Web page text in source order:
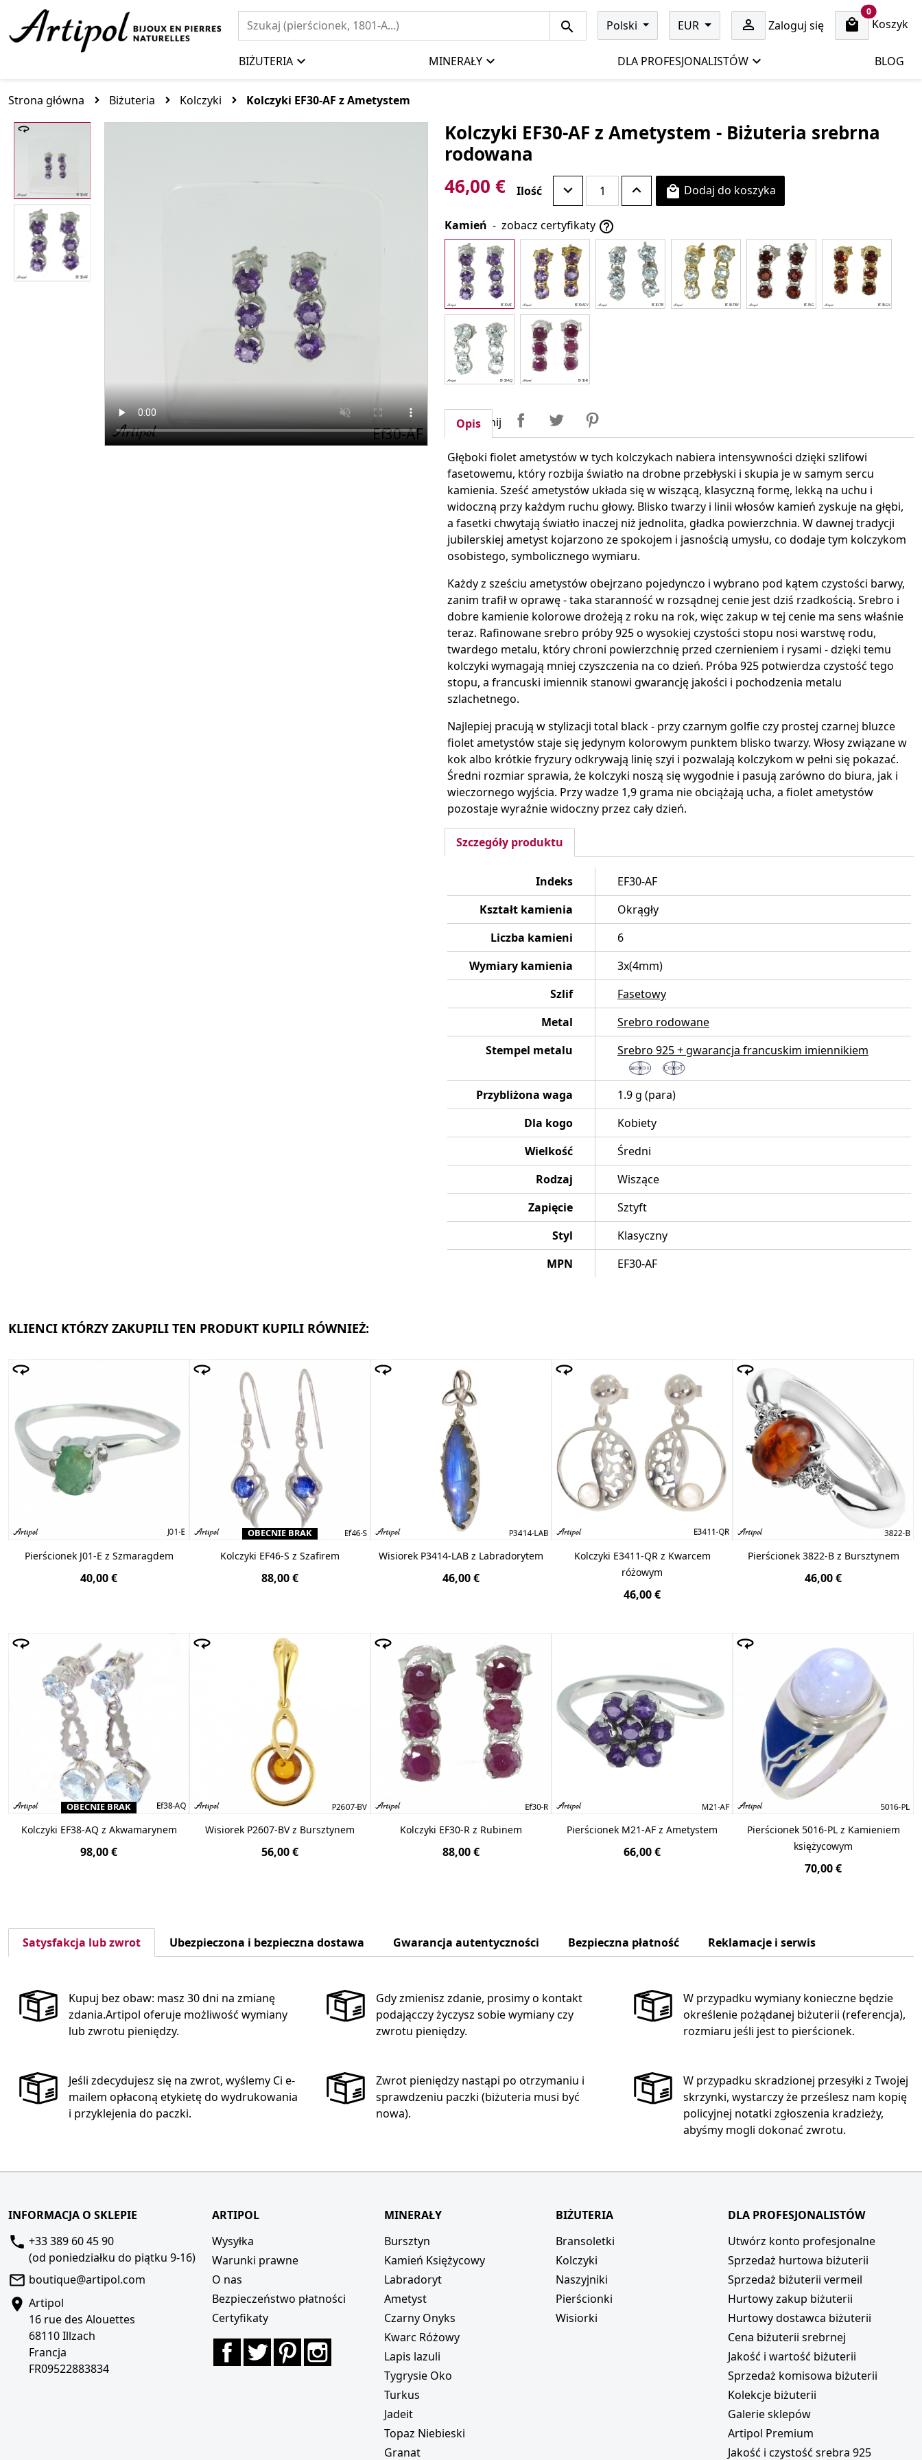
Polski EUR Zaloguj się 
0cart items
Koszyk
BIŻUTERIA MINERAŁY DLA PROFESJONALISTÓW BLOG
Strona główna Biżuteria Kolczyki Kolczyki EF30-AF z Ametystem
Kolczyki EF30-AF z Ametystem - Biżuteria srebrna
rodowana
46,00 €
Ilość  Dodaj do koszyka
Kamień - zobacz certyfikaty 
Udostępnij UdostępnijTweetuj
Opis
Głęboki fiolet ametystów w tych kolczykach nabiera intensywności dzięki szlifowi
fasetowemu, który rozbija światło na drobne przebłyski i skupia je w samym sercu
kamienia. Sześć ametystów układa się w wiszącą, klasyczną formę, lekką na uchu i
widoczną przy każdym ruchu głowy. Blisko twarzy i linii włosów kamień zyskuje na głębi,
a fasetki chwytają światło inaczej niż jednolita, gładka powierzchnia. W dawnej tradycji
jubilerskiej ametyst kojarzono ze spokojem i jasnością umysłu, co dodaje tym kolczykom
osobistego, symbolicznego wymiaru.
Każdy z sześciu ametystów obejrzano pojedynczo i wybrano pod kątem czystości barwy,
zanim trafił w oprawę - taka staranność w rozsądnej cenie jest dziś rzadkością. Srebro i
dobre kamienie kolorowe drożeją z roku na rok, więc zakup w tej cenie ma sens właśnie
teraz. Rafinowane srebro próby 925 o wysokiej czystości stopu nosi warstwę rodu,
twardego metalu, który chroni powierzchnię przed czernieniem i rysami - dzięki temu
kolczyki wymagają mniej czyszczenia na co dzień. Próba 925 potwierdza czystość tego
stopu, a francuski imiennik stanowi gwarancję jakości i pochodzenia metalu
szlachetnego.
Najlepiej pracują w stylizacji total black - przy czarnym golfie czy prostej czarnej bluzce
fiolet ametystów staje się jedynym kolorowym punktem blisko twarzy. Włosy związane w
kok albo krótkie fryzury odkrywają linię szyi i pozwalają kolczykom w pełni się pokazać.
Średni rozmiar sprawia, że kolczyki noszą się wygodnie i pasują zarówno do biura, jak i
wieczornego wyjścia. Przy wadze 1,9 grama nie obciążają ucha, a fiolet ametystów
pozostaje wyraźnie widoczny przez cały dzień.
Szczegóły produktu
Indeks
EF30-AF
Kształt kamienia
Okrągły
Liczba kamieni
6
Wymiary kamienia
3x(4mm)
Szlif
Fasetowy
Metal
Srebro rodowane
Stempel metalu
Srebro 925 + gwarancja francuskim imiennikiem
Przybliżona waga
1.9 g (para)
Dla kogo
Kobiety
Wielkość
Średni
Rodzaj
Wiszące
Zapięcie
Sztyft
Styl
Klasyczny
MPN
EF30-AF
KLIENCI KTÓRZY ZAKUPILI TEN PRODUKT KUPILI RÓWNIEŻ:
Pierścionek J01-E z Szmaragdem
40,00 €
OBECNIE BRAK
Kolczyki EF46-S z Szafirem
88,00 €
Wisiorek P3414-LAB z Labradorytem
46,00 €
Kolczyki E3411-QR z Kwarcem
różowym
46,00 €
Pierścionek 3822-B z Bursztynem
46,00 €
OBECNIE BRAK
Kolczyki EF38-AQ z Akwamarynem
98,00 €
Wisiorek P2607-BV z Bursztynem
56,00 €
Kolczyki EF30-R z Rubinem
88,00 €
Pierścionek M21-AF z Ametystem
66,00 €
Pierścionek 5016-PL z Kamieniem
księżycowym
70,00 €
Satysfakcja lub zwrot Ubezpieczona i bezpieczna dostawa Gwarancja autentyczności Bezpieczna płatność Reklamacje i serwis
Kupuj bez obaw: masz 30 dni na zmianę
zdania.Artipol oferuje możliwość wymiany
lub zwrotu pieniędzy.
Gdy zmienisz zdanie, prosimy o kontakt
podającczy życzysz sobie wymiany czy
zwrotu pieniędzy.
W przypadku wymiany konieczne będzie
określenie pożądanej biżuterii (referencja),
rozmiaru jeśli jest to pierścionek.
Jeśli zdecydujesz się na zwrot, wyślemy Ci e-
mailem opłaconą etykietę do wydrukowania
i przyklejenia do paczki.
Zwrot pieniędzy nastąpi po otrzymaniu i
sprawdzeniu paczki (biżuteria musi być
nowa).
W przypadku skradzionej przesyłki z Twojej
skrzynki, wystarczy że prześlesz nam kopię
policyjnej notatki zgłoszenia kradzieży,
abyśmy mogli dokonać zwrotu.
INFORMACJA O SKLEPIE
+33 389 60 45 90
(od poniedziałku do piątku 9-16)
boutique@artipol.com
Artipol
16 rue des Alouettes
68110 Illzach
Francja
FR09522883834
ARTIPOL
Wysyłka
Warunki prawne
O nas
Bezpieczeństwo płatności
Certyfikaty
FacebookTwitterPinterest
MINERAŁY
Bursztyn
Kamień Księżycowy
Labradoryt
Ametyst
Czarny Onyks
Kwarc Różowy
Lapis lazuli
Tygrysie Oko
Turkus
Jadeit
Topaz Niebieski
Granat
BIŻUTERIA
Bransoletki
Kolczyki
Naszyjniki
Pierścionki
Wisiorki
DLA PROFESJONALISTÓW
Utwórz konto profesjonalne
Sprzedaż hurtowa biżuterii
Sprzedaż biżuterii vermeil
Hurtowy zakup biżuterii
Hurtowy dostawca biżuterii
Cena biżuterii srebrnej
Jakość i wartość biżuterii
Sprzedaż komisowa biżuterii
Kolekcje biżuterii
Galerie sklepów
Artipol Premium
Jakość i czystość srebra 925